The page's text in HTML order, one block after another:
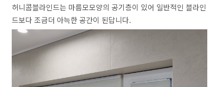
허니콤블라인드는 마름모모양의 공기층이 있어 일반적인 블라인
드보다 조금더 아늑한 공간이 된답니다.